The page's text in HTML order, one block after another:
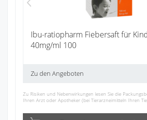
Ibu-ratiopharm Fiebersaft für
40mg/ml 100
Zu den Angeboten
Zu Risiken und Nebenwirkungen lesen Sie die
Ihren Arzt oder Apotheker (bei Tierarzneimitteln Ihren